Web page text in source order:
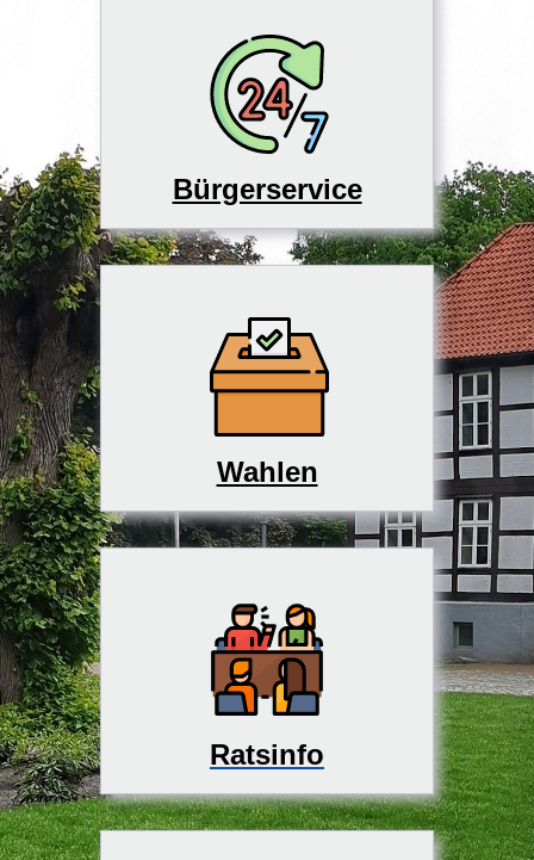
Bürgerservice
Wahlen
Ratsinfo